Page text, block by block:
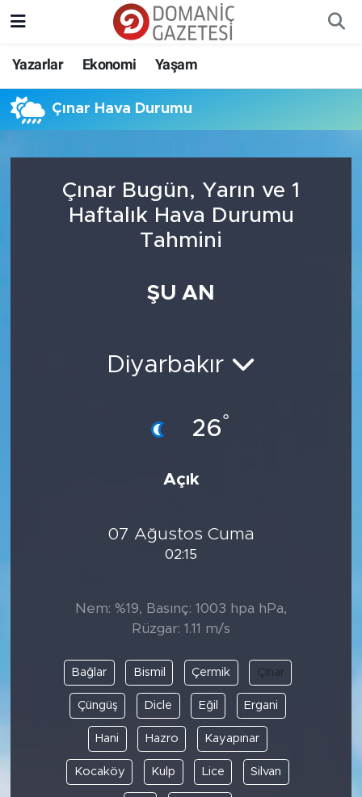
Yazarlar Ekonomi Yaşam
Çınar Hava Durumu
Çınar Bugün, Yarın ve 1
Haftalık Hava Durumu
Tahmini
ŞU AN
Diyarbakır
26°
Açık
07 Ağustos Cuma
02:15
Nem: %19, Basınç: 1003 hpa hPa,
Rüzgar: 1.11 m/s
Bağlar Bismil Çermik Çınar
Çüngüş Dicle Eğil Ergani
Hani Hazro Kayapınar
Kocaköy Kulp Lice Silvan